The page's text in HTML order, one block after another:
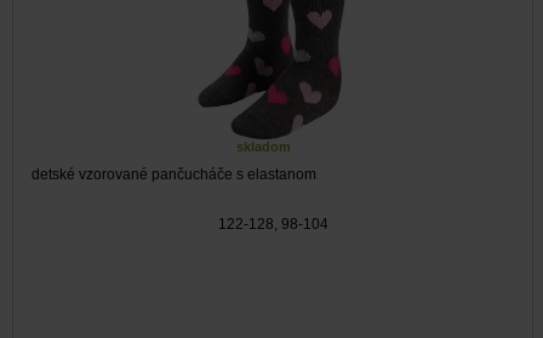
skladom
detské vzorované pančucháče s elastanom
122-128, 98-104